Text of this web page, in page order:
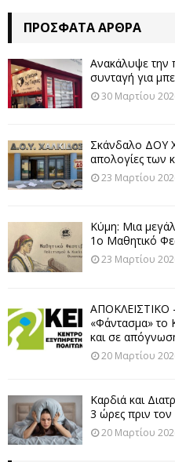
ΠΡΌΣΦΑΤΑ ΆΡΘΡΑ
Ανακάλυψε την
συνταγή για
30 Μαρτίου
Σκάνδαλο ΔΟΥ
απολογίες των
23 Μαρτίου
Κύμη: Μια
1ο Μαθητικό
23 Μαρτίου
ΑΠΟΚΛΕΙΣΤΙΚΟ
«Φάντασμα» το
και σε
20 Μαρτίου
Καρδιά και
3 ώρες πριν
20 Μαρτίου